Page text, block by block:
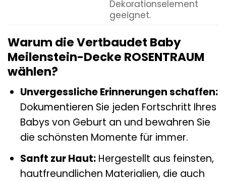
Dekorationselement
geeignet.
Warum die Vertbaudet Baby
Meilenstein-Decke ROSENTRAUM
wählen?
Unvergessliche Erinnerungen schaffen:
Dokumentieren Sie jeden Fortschritt Ihres
Babys von Geburt an und bewahren Sie
die schönsten Momente für immer.
Sanft zur Haut:Hergestellt aus feinsten,
hautfreundlichen Materialien, die auch